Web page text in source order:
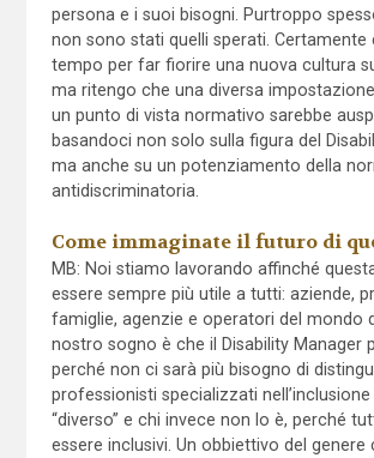
persona e i suoi bisogni. Purtroppo
non sono stati quelli sperati. Certamente
tempo per far fiorire una nuova cultura
ma ritengo che una diversa
un punto di vista normativo sarebbe
basandoci non solo sulla figura del
ma anche su un potenziamento della
antidiscriminatoria.
Come immaginate il futuro di
MB: Noi stiamo lavorando affinché
essere sempre più utile a tutti: aziende,
famiglie, agenzie e operatori del mondo
nostro sogno è che il Disability Manager
perché non ci sarà più bisogno di
professionisti specializzati nell’inclusione
“diverso” e chi invece non lo è, perché
essere inclusivi. Un obbiettivo del genere